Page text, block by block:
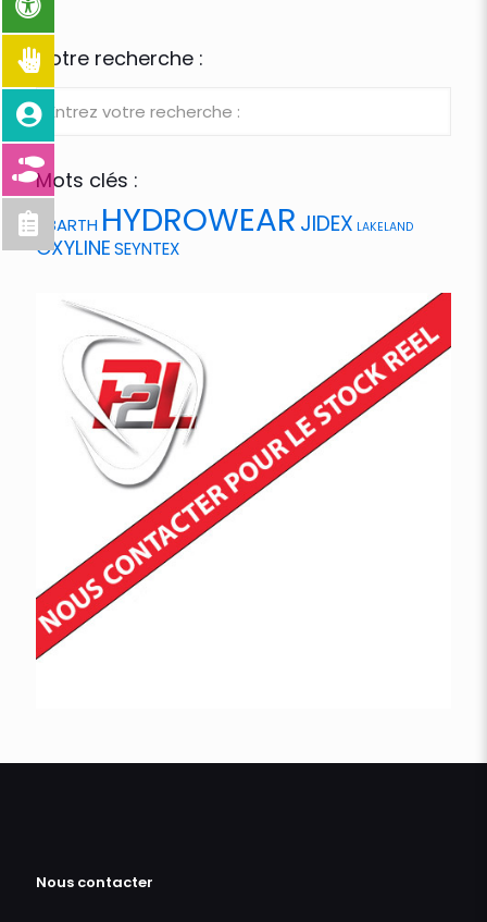
Votre recherche :
Mots clés :
ABARTH HYDROWEAR JIDEX LAKELAND
OXYLINESEYNTEX
Nous contacter